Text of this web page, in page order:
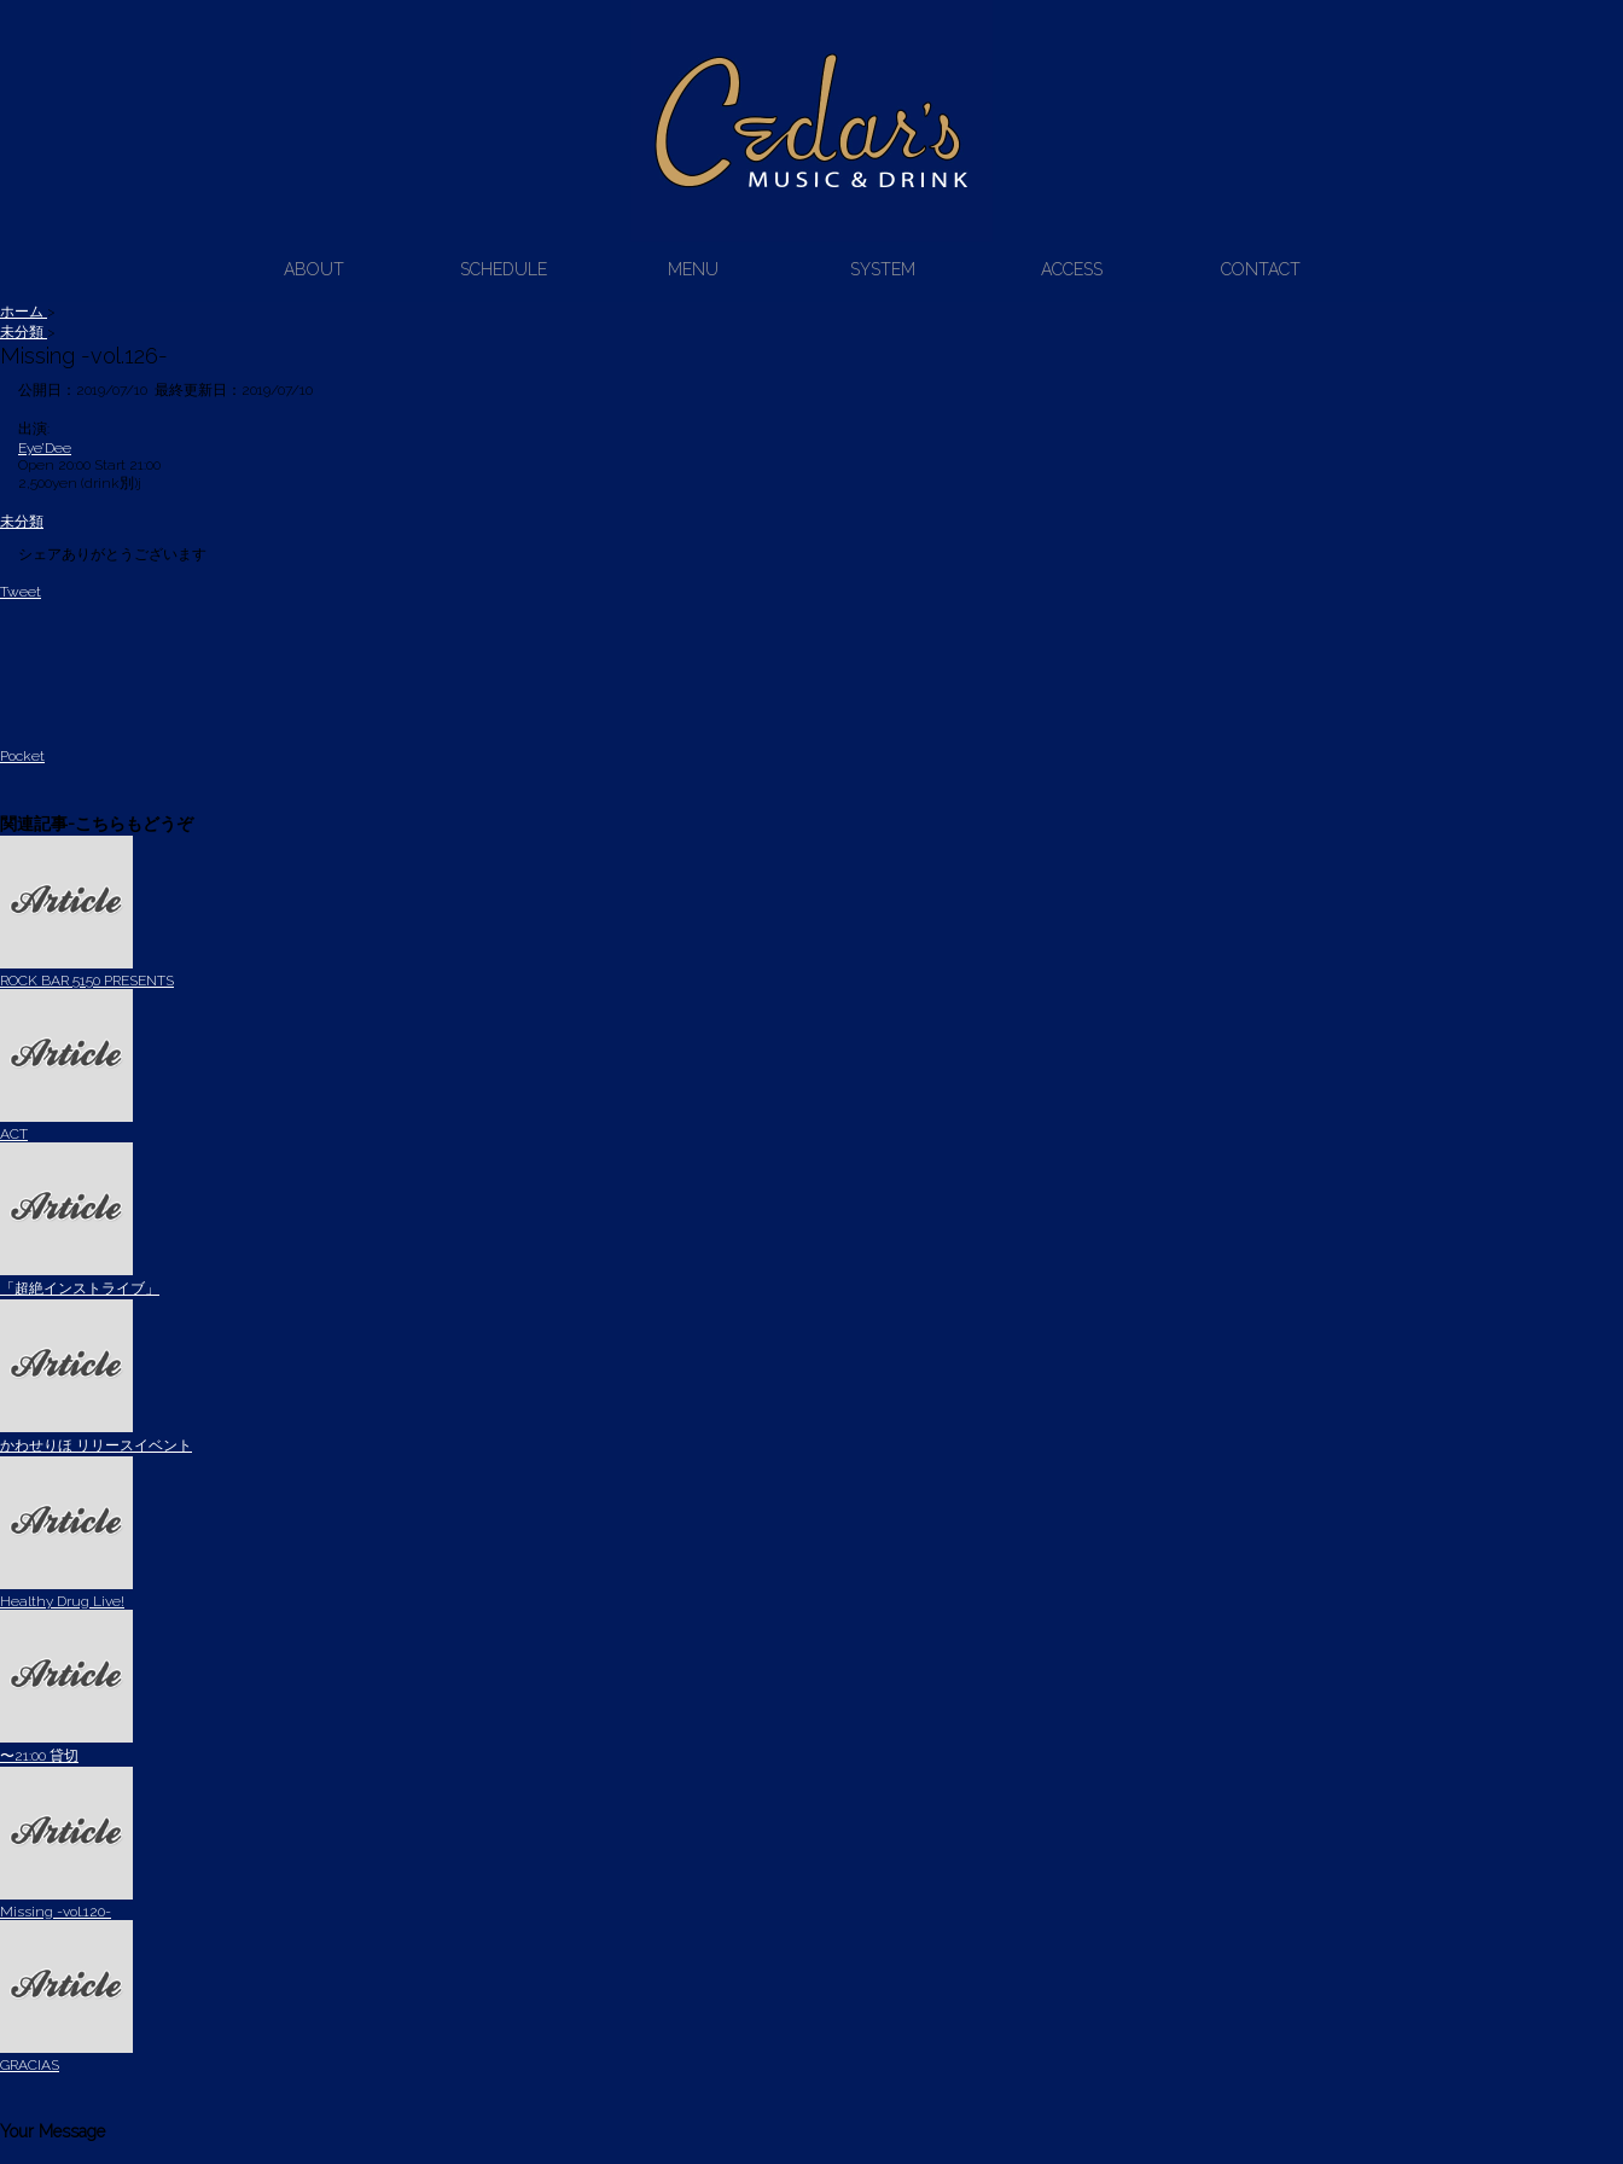
ABOUT SCHEDULE MENU SYSTEM ACCESS CONTACT
ホーム >
未分類 >
Missing -vol.126-
公開日： 2019/07/10 最終更新日：2019/07/10
出演:
Eye’Dee
Open 20:00 Start 21:00
2,500yen (drink別)j
未分類
シェアありがとうございます
Tweet
Pocket
関連記事-こちらもどうぞ
ROCK BAR 5150 PRESENTS
ACT
「超絶インストライブ」
かわせりほ リリースイベント
Healthy Drug Live!
〜21:00 貸切
Missing -vol.120-
GRACIAS
Your Message